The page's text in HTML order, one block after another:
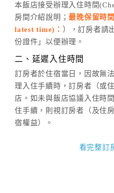
五、客服時間
週一至週日，上午9:00～晚
六、聯絡方式
(07)9682715 。
本飯店接受辦理入住時間
房間介紹說明；最晚保留時
latest time)： ），訂房者請
份證件」以便辦理。
二、延遲入住時間
訂房者於住宿當日，因故無
理入住手續時，訂房者（或
店。如未與飯店協議入住時
住手續，則視訂房者（及住
宿權益）。
看完整訂